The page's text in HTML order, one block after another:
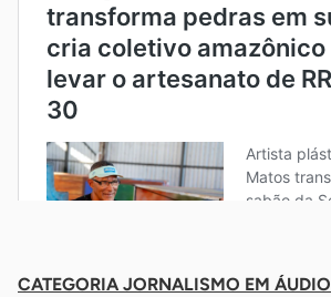
CATEGORIA JORNALISMO EM ÁUDIO